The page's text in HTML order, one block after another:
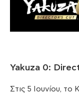
Yakuza 0:
Στις 5 Ιουνίου, το